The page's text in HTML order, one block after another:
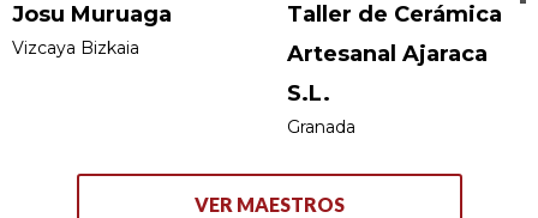
Josu Muruaga
Vizcaya Bizkaia
Taller de Cerámica
Artesanal Ajaraca
S.L.
Granada
VER MAESTROS